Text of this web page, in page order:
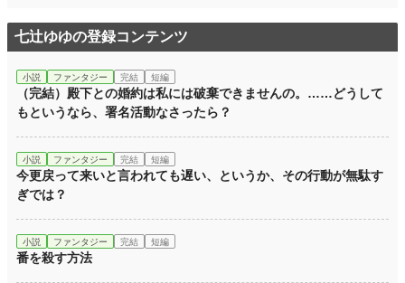
七辻ゆゆの登録コンテンツ
小説 ファンタジー 完結 短編
（完結）殿下との婚約は私には破棄できませんの。……どうして
もというなら、署名活動なさったら？
小説 ファンタジー 完結 短編
今更戻って来いと言われても遅い、というか、その行動が無駄す
ぎでは？
小説 ファンタジー 完結 短編
番を殺す方法